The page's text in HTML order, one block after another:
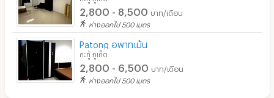
2,800 - 8,500 บาท/เดือน
ห่างออกไป 500 เมตร
Patong อพาทเม้น
กะทู้ ภูเก็ต
2,800 - 6,500 บาท/เดือน
ห่างออกไป 500 เมตร